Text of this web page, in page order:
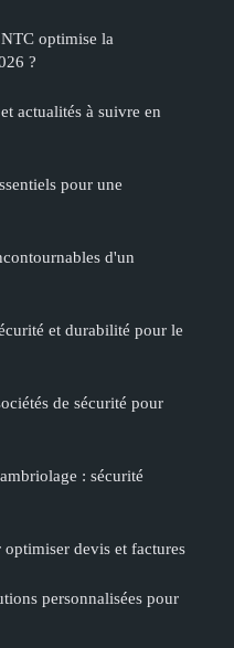
optimise la
?
actualités à suivre en
pour une
d'un
et durabilité pour le
de sécurité pour
: sécurité
devis et factures
personnalisées pour